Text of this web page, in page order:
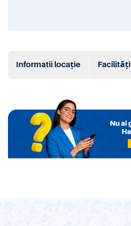
Informatii locație Facilități